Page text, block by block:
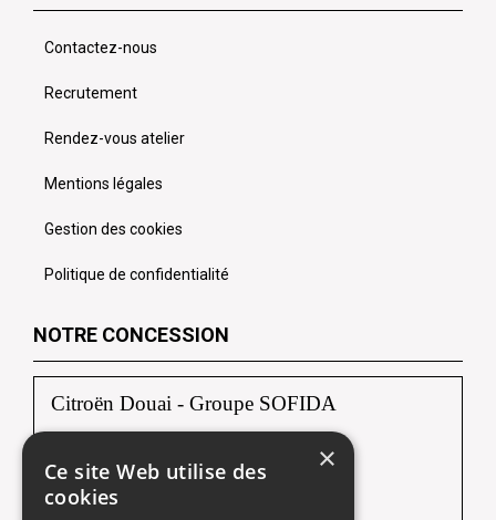
Contactez-nous
Recrutement
Rendez-vous atelier
Mentions légales
Gestion des cookies
Politique de confidentialité
NOTRE CONCESSION
Citroën Douai - Groupe SOFIDA
59187 DECHY
×
Ce site Web utilise des
cookies